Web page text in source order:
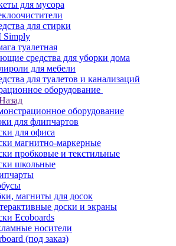
для мусора
для стирки
Simply
туалетная
средства для уборки дома
для мебели
для туалетов и канализаций
оборудование
оборудование
для флипчартов
для офиса
магнитно-маркерные
пробковые и текстильные
школьные
магниты для досок
доски и экраны
Ecoboards
носители
(под заказ)